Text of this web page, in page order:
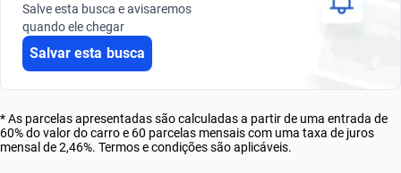
Busque por versão
Salve esta busca e avisaremos
quando ele chegar
Salvar esta busca
* As parcelas apresentadas são calculadas a partir de uma entrada de
60% do valor do carro e 60 parcelas mensais com uma taxa de juros
mensal de 2,46%. Termos e condições são aplicáveis.